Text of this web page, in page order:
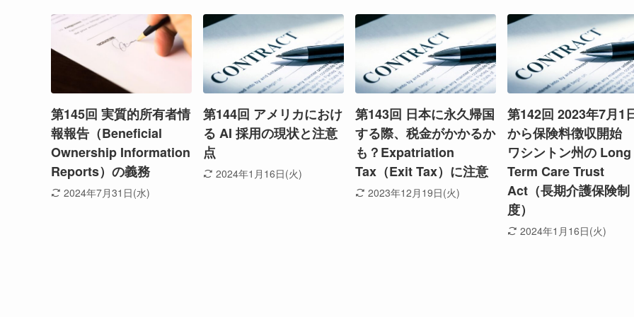
第145回 実質的所有者情
報報告（Beneficial
Ownership Information
Reports）の義務
2024年7月31日(水)
第144回 アメリカにおけ
る AI 採用の現状と注意
点
2024年1月16日(火)
第143回 日本に永久帰国
する際、税金がかかるか
も？Expatriation
Tax（Exit Tax）に注意
2023年12月19日(火)
第142回 2023年7月1
から保険料徴収開始
ワシントン州の Long
Term Care Trust
Act（長期介護保険制
度）
2024年1月16日(火)